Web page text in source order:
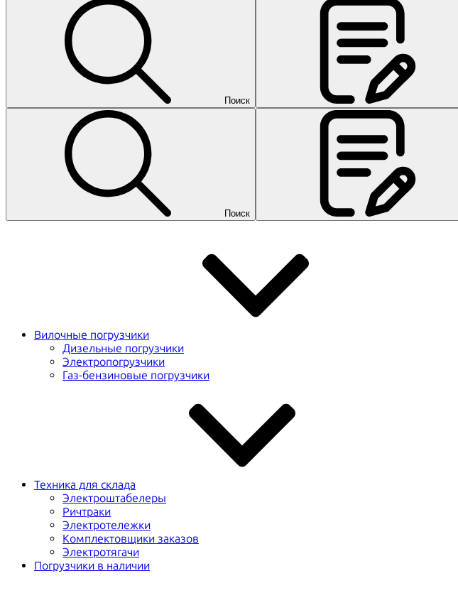
Поиск
Поиск
Вилочные погрузчики
Дизельные погрузчики
Электропогрузчики
Газ-бензиновые погрузчики
Техника для склада
Электроштабелеры
Ричтраки
Электротележки
Комплектовщики заказов
Электротягачи
Погрузчики в наличии